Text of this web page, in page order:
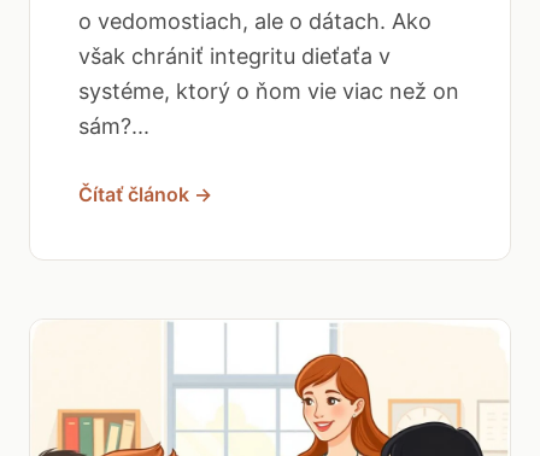
o vedomostiach, ale o dátach. Ako
však chrániť integritu dieťaťa v
systéme, ktorý o ňom vie viac než on
sám?...
Čítať článok →